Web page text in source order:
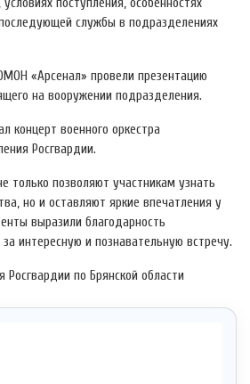
службы в подразделениях
«Арсенал» провели презентацию
на вооружении подразделения.
концерт военного оркестра
Росгвардии.
только позволяют участникам узнать
но и оставляют яркие впечатления у
выразили благодарность
интересную и познавательную встречу.
Росгвардии по Брянской области